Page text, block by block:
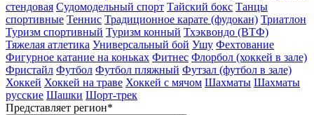
стендовая Судомодельный спорт Тайский бокс Танцы
спортивные Теннис Традиционное карате (фудокан) Триатлон
Туризм cпортивный Туризм конный Тхэквондо (ВТФ)
Тяжелая атлетика Универсальный бой Ушу Фехтование
Фигурное катание на коньках Фитнес Флорбол (хоккей в зале)
Фристайл Футбол Футбол пляжный Футзал (футбол в зале)
Хоккей Хоккей на траве Хоккей с мячом Шахматы Шахматы
русские Шашки Шорт-трек
Представляет регион*